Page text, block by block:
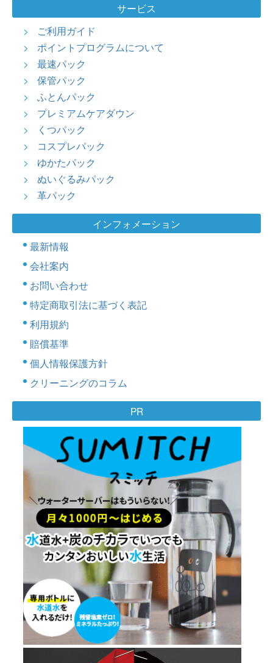
一部分のみ革を使用している製品も同様の料金となります。
・お届け予定日に関しましては、最短でも1.5か月程度お時間を頂い
ております。お品物によってはそれ以上のお時間を頂く場合もござ
いますので、期間に余裕を持ったご注文をお願いいたします。
・本コースに保管サービスはついておりません。
サービス
ご利用ガイド
ポイントプログラムについて
最速パック
保管パック
ふとんパック
プレミアムケアダウン
くつパック
コスプレパック
ゆかたパック
ぬいぐるみパック
革パック
インフォメーション
最新情報
会社案内
お問い合わせ
特定商取引法に基づく表記
利用規約
賠償基準
個人情報保護方針
クリーニングのコラム
PR